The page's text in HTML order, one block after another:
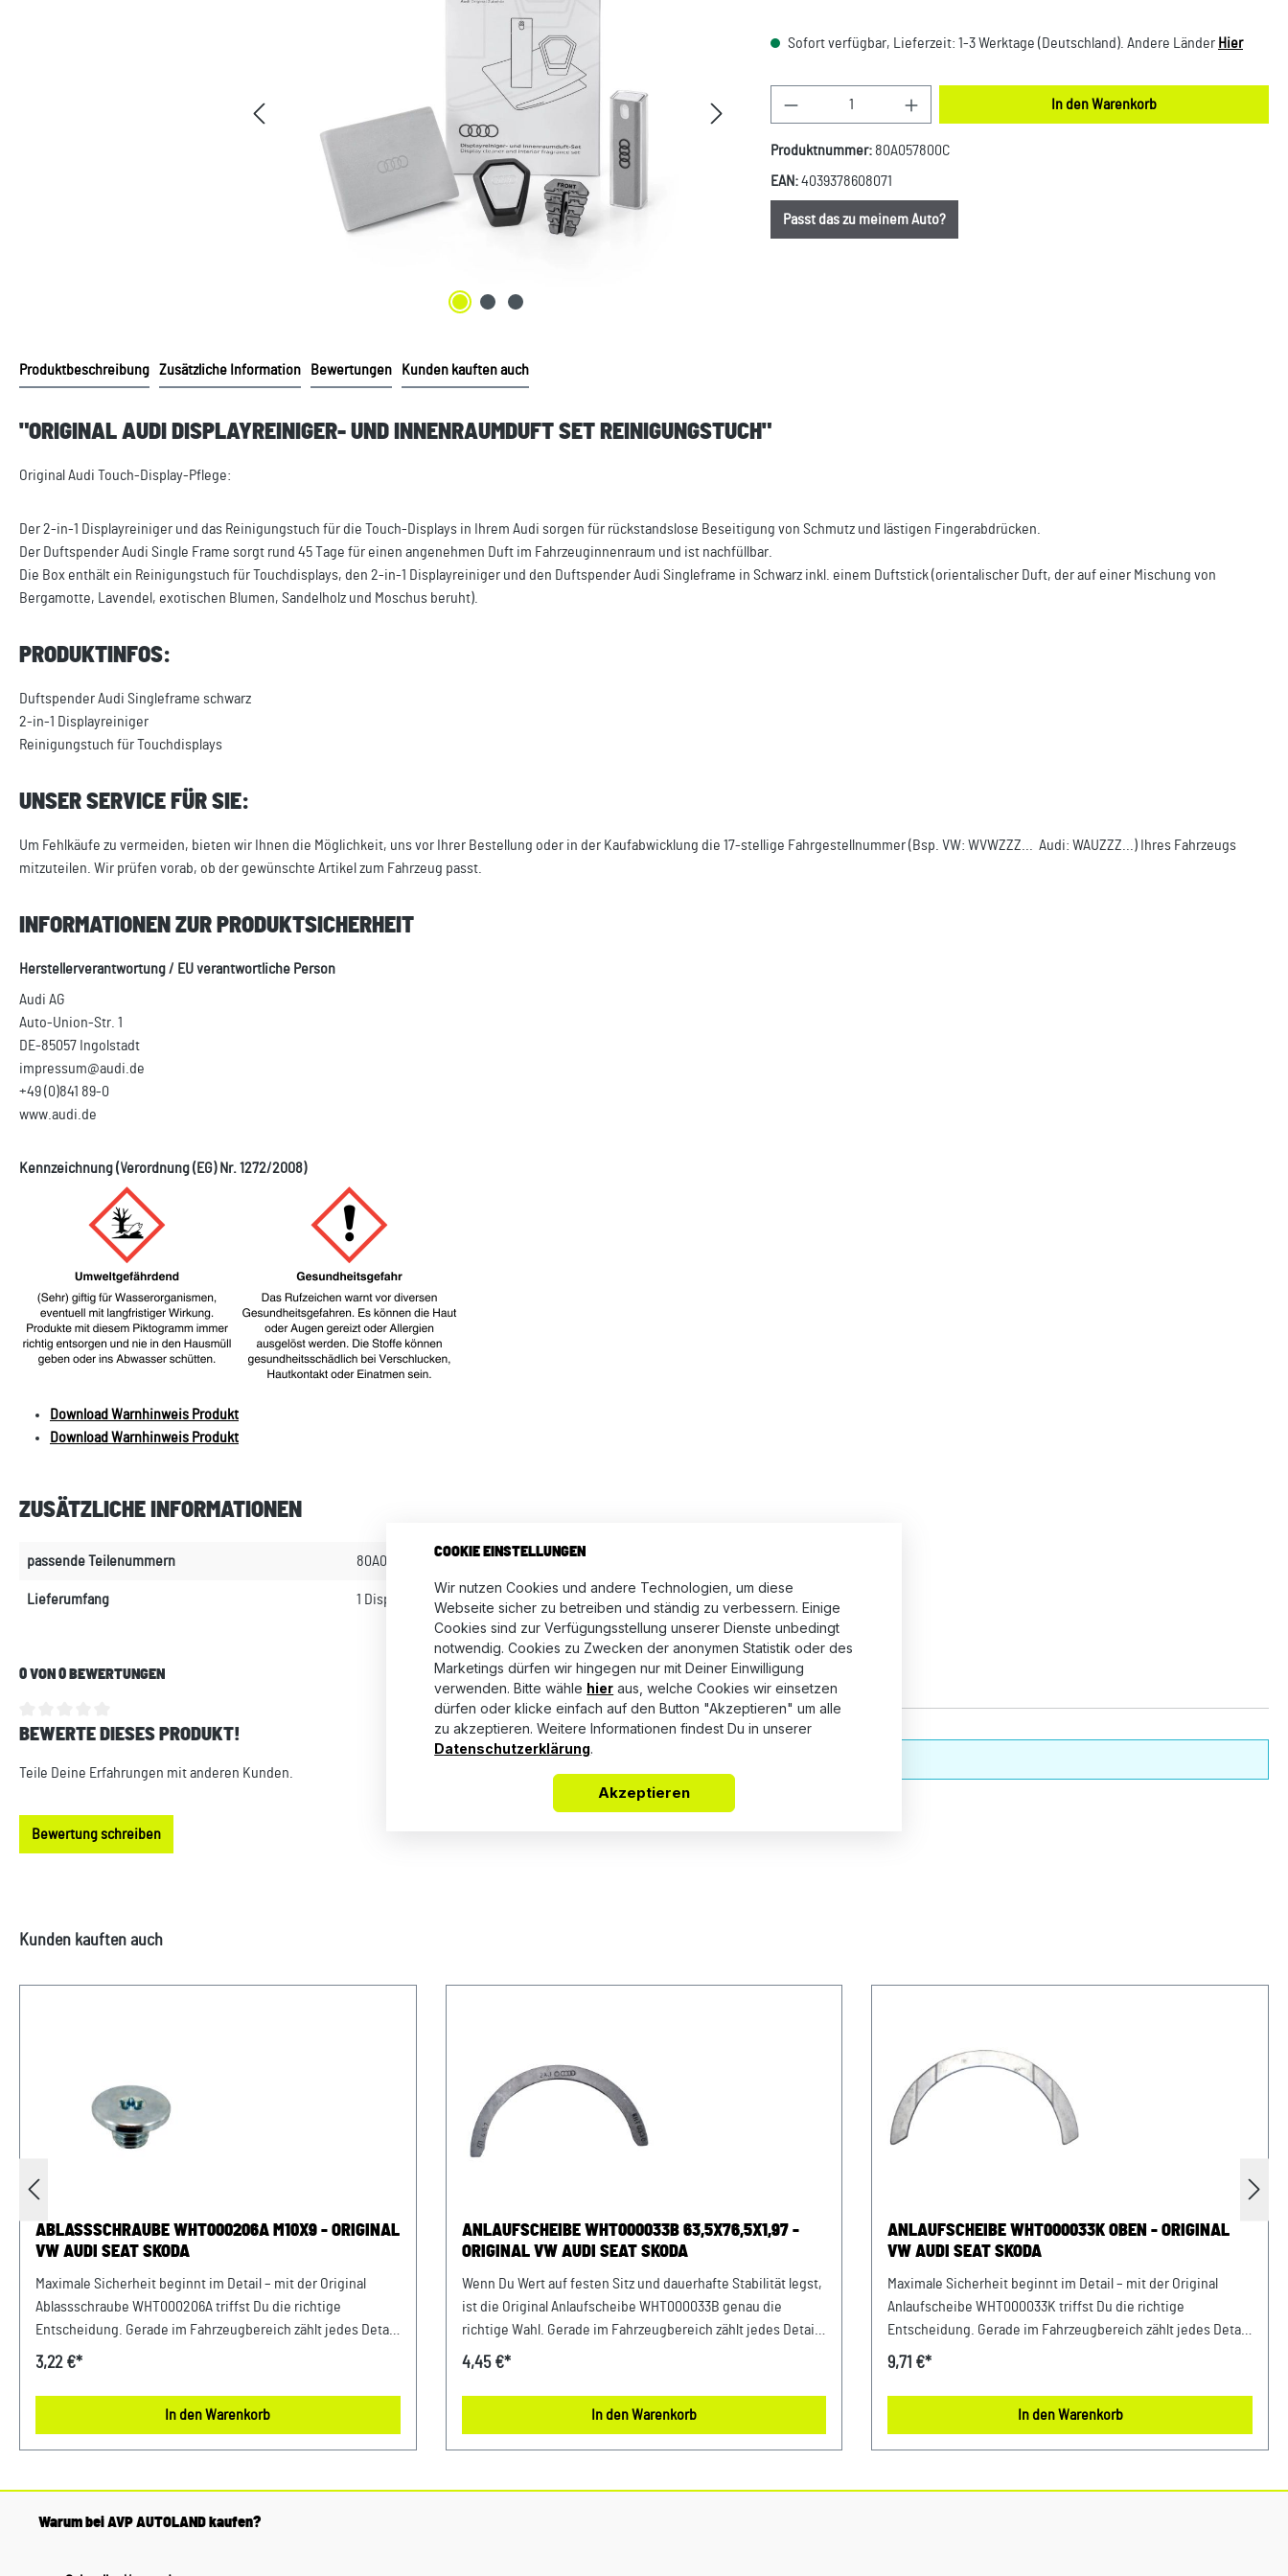
Sofort verfügbar, Lieferzeit: 1-3 Werktage (Deutschland). Andere Länder Hier
Produkt Anzahl: Gib den gewünschten Wert ein oder
In den Warenkorb
Produktnummer: 80A057800C
EAN:4039378608071
Passt das zu meinem Auto?
Produktbeschreibung Zusätzliche Information Bewertungen Kunden kauften auch
"ORIGINAL AUDI DISPLAYREINIGER- UND INNENRAUMDUFT SET REINIGUNGSTUCH"
Original Audi Touch-Display-Pflege:
Der 2-in-1 Displayreiniger und das Reinigungstuch für die Touch-Displays in Ihrem Audi sorgen für rückstandslose Beseitigung von Schmutz und lästigen Fingerabdrücken.
Der Duftspender Audi Single Frame sorgt rund 45 Tage für einen angenehmen Duft im Fahrzeuginnenraum und ist nachfüllbar.
Die Box enthält ein Reinigungstuch für Touchdisplays, den 2-in-1 Displayreiniger und den Duftspender Audi Singleframe in Schwarz inkl. einem Duftstick (orientalischer Duft, der auf einer Mischung von
Bergamotte, Lavendel, exotischen Blumen, Sandelholz und Moschus beruht).
PRODUKTINFOS:
Duftspender Audi Singleframe schwarz
2-in-1 Displayreiniger
Reinigungstuch für Touchdisplays
UNSER SERVICE FÜR SIE:
Um Fehlkäufe zu vermeiden, bieten wir Ihnen die Möglichkeit, uns vor Ihrer Bestellung oder in der Kaufabwicklung die 17-stellige Fahrgestellnummer (Bsp. VW: WVWZZZ... Audi: WAUZZZ...) Ihres Fahrzeugs
mitzuteilen. Wir prüfen vorab, ob der gewünschte Artikel zum Fahrzeug passt.
INFORMATIONEN ZUR PRODUKTSICHERHEIT
Herstellerverantwortung / EU verantwortliche Person
Audi AG
Auto-Union-Str. 1
DE-85057 Ingolstadt
impressum@audi.de
+49 (0)841 89-0
www.audi.de
Kennzeichnung (Verordnung (EG) Nr. 1272/2008)
Download Warnhinweis Produkt
Download Warnhinweis Produkt
ZUSÄTZLICHE INFORMATIONEN
passende Teilenummern 80A057800
Lieferumfang 1 Displayreiniger Set
0 VON 0 BEWERTUNGEN
Durchschnittliche Bewertung von 0 von 5 Sternen
BEWERTE DIESES PRODUKT!
Teile Deine Erfahrungen mit anderen Kunden.
Bewertung schreiben
Bewertungen nur in der aktuellen Sprache anzeigen.
Keine Bewertungen gefunden. Teile Deine Erfahrungen mit anderen.
Produktgalerie überspringen
Kunden kauften auch
ABLASSSCHRAUBE WHT000206A M10X9 - ORIGINAL
VW AUDI SEAT SKODA
Maximale Sicherheit beginnt im Detail – mit der Original
Ablassschraube WHT000206A triffst Du die richtige
Entscheidung. Gerade im Fahrzeugbereich zählt jedes Detail
– deshalb profitierst Du von einem sicheren Gefühl bei jeder
abgestimmt auf die Anforderungen moderner Fahrzeuge
bietet dieses Teil maximale Zuverlässigkeit. Entwickelt für
Produktinfos & Verwendung: 100 % passgenau, da Original
Ersatzteile Zuverlässiger Einsatz in verschiedensten
3,22 €*
In den Warenkorb
ANLAUFSCHEIBE WHT000033B 63,5X76,5X1,97 -
ORIGINAL VW AUDI SEAT SKODA
Wenn Du Wert auf festen Sitz und dauerhafte Stabilität legst,
ist die Original Anlaufscheibe WHT000033B genau die
richtige Wahl. Gerade im Fahrzeugbereich zählt jedes Detail
– deshalb profitierst Du von einem sicheren Gefühl bei jeder
Verarbeitung garantiert eine lange Lebensdauer und
gleichbleibende Performance. Entwickelt für Fahrzeuge der
Verwendung: 100 % passgenau, da Original Ersatzteile
4,45 €*
In den Warenkorb
ANLAUFSCHEIBE WHT000033K OBEN - ORIGINAL
VW AUDI SEAT SKODA
Maximale Sicherheit beginnt im Detail – mit der Original
Anlaufscheibe WHT000033K triffst Du die richtige
Entscheidung. Gerade im Fahrzeugbereich zählt jedes Detail
– deshalb profitierst Du von einem sicheren Gefühl bei jeder
abgestimmt auf die Anforderungen moderner Fahrzeuge
bietet dieses Teil maximale Zuverlässigkeit. Entwickelt für
Produktinfos & Verwendung: 100 % passgenau, da Original
9,71 €*
In den Warenkorb
Warum bei AVP AUTOLAND kaufen?
COOKIE EINSTELLUNGEN
Wir nutzen Cookies und andere Technologien, um diese
Webseite sicher zu betreiben und ständig zu verbessern. Einige
Cookies sind zur Verfügungsstellung unserer Dienste unbedingt
notwendig. Cookies zu Zwecken der anonymen Statistik oder des
Marketings dürfen wir hingegen nur mit Deiner Einwilligung
verwenden. Bitte wähle hier aus, welche Cookies wir einsetzen
dürfen oder klicke einfach auf den Button "Akzeptieren" um alle
zu akzeptieren. Weitere Informationen findest Du in unserer
Datenschutzerklärung.
Akzeptieren